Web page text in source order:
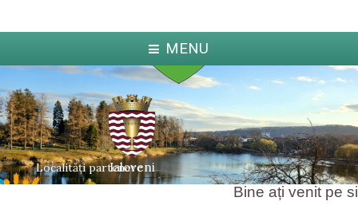
MENU
Localități partenere
Ialoveni
Bine ați venit pe